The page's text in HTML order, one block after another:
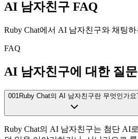
AI 남자친구 FAQ
Ruby Chat에서 AI 남자친구와 채팅
FAQ
AI 남자친구에 대한 질
001 Ruby Chat의 AI 남자친구란 무엇인가요
Ruby Chat의 AI 남자친구는 첨단 AI